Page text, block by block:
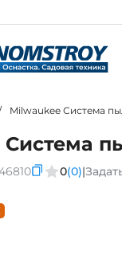
Milwaukee Система
0(0)|